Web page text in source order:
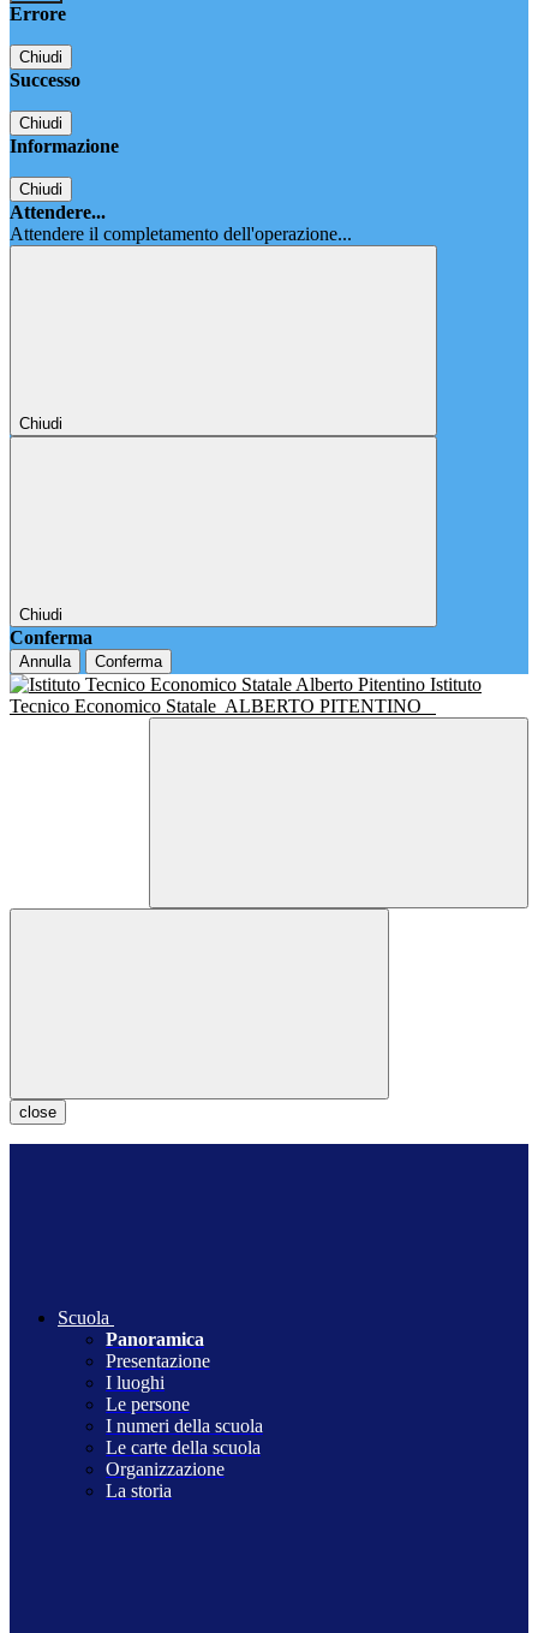
Errore
Chiudi
Successo
Chiudi
Informazione
Chiudi
Attendere...
Attendere il completamento dell'operazione...
Chiudi
Chiudi
Conferma
Annulla Conferma
Istituto
Tecnico Economico Statale ALBERTO PITENTINO
close
Scuola
Panoramica
Presentazione
I luoghi
Le persone
I numeri della scuola
Le carte della scuola
Organizzazione
La storia